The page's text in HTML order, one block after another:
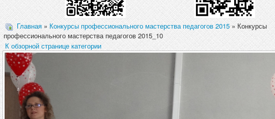
Главная»Конкурсы профессионального мастерства педагогов 2015» Конкурсы
профессионального мастерства педагогов 2015_10
К обзорной странице категории